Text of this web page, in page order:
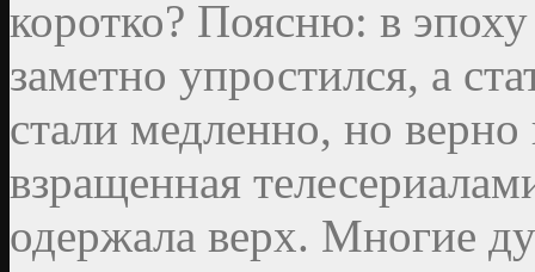
коротко? Поясню: в
заметно упростился, а
стали медленно, но
взращенная
одержала верх. Многие